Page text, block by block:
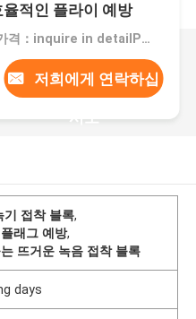
적인 플라이 예방
가격：inquire in detailPlease contact us for quotation
저희에게 연락하십
시오
기 접착 블록,
래그 예방,
뜨거운 녹음 접착 블록
days